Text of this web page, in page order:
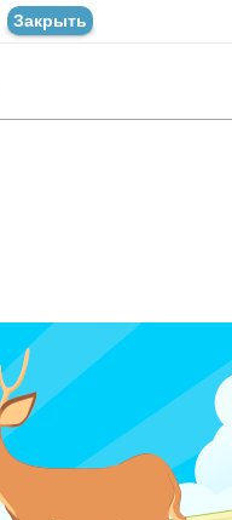
Закрыть